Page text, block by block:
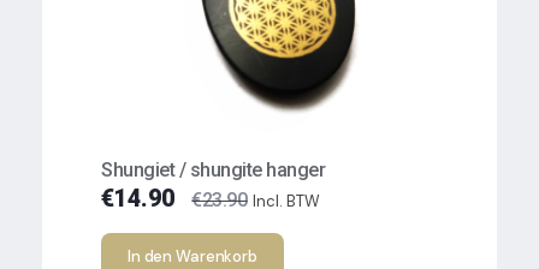
Shungiet / shungite hanger
€14.90 €23.90 Incl. BTW
In den Warenkorb